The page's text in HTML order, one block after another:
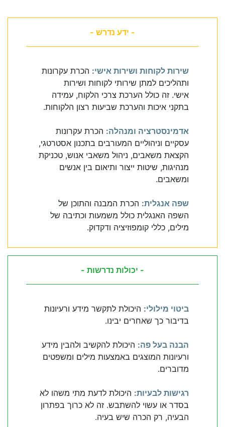
- ידע נדרש -
שירות לקוחות ושירות אישי: הכרת עקרונות
ותהליכים למתן שירותי לקוחות ושירות
אישי. זה כולל הערכת צרכי הלקוח, עמידה
בתקני איכות והערכת שביעות רצון הלקוחות.
אדמינסטרציה ומנהלה: הכרת עקרונות
עסקיים וניהוליים המעורבים בתכנון אסטרטגי,
הקצאת משאבים, ניהול משאבי אנוש, טכניקת
מנהיגות, שיטות ייצור ותיאום בין אנשים
ומשאבים.
שפה אנגלית: הכרת המבנה והתוכן של
השפה האנגלית כולל משמעות וכתיבה של
מילים, כללי קומפוזיציה ודקדוק.
- יכולות נדרשות -
ביטוי מילולי: היכולת לתקשר מידע ורעיונות
בדיבור כך שאחרים יבינו.
הבנה בעל פה: היכולת להקשיב ולהבין מידע
ורעיונות המוצגים באמצעות מילים ומשפטים
מדוברים.
רגישות לבעיות: היכולת לדעת מתי משהו לא
בסדר או עשוי להשתבש. זה לא כרוך בפתרון
הבעיה, רק הכרה שיש בעיה.